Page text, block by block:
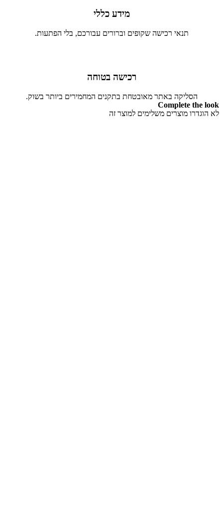
מידע כללי
תנאי רכישה שקופים וברורים עבורכם, בלי הפתעות.
רכישה בטוחה
הסליקה באתר מאובטחת בתקנים המחמירים ביותר בשוק.
Complete the look
לא הוגדרו מוצרים משלימים למוצר זה